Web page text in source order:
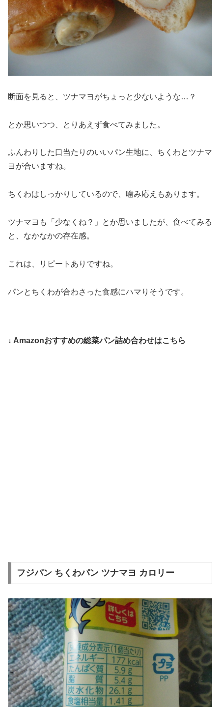
断面を見ると、ツナマヨがちょっと少ないような…？
とか思いつつ、とりあえず食べてみました。
ふんわりした口当たりのいいパン生地に、ちくわとツナマ
ヨが合いますね。
ちくわはしっかりしているので、噛み応えもあります。
ツナマヨも「少なくね？」とか思いましたが、食べてみる
と、なかなかの存在感。
これは、リピートありですね。
パンとちくわが合わさった食感にハマりそうです。
↓ Amazonおすすめの総菜パン詰め合わせはこちら
フジパン ちくわパン ツナマヨ カロリー